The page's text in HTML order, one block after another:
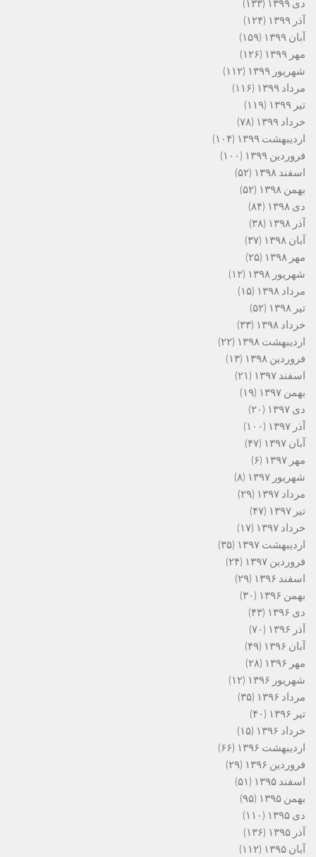
دی ۱۳۹۹
(۱۳۳)
آذر ۱۳۹۹
(۱۲۴)
آبان ۱۳۹۹
(۱۵۹)
مهر ۱۳۹۹
(۱۲۶)
شهریور ۱۳۹۹
(۱۱۲)
مرداد ۱۳۹۹
(۱۱۶)
تیر ۱۳۹۹
(۱۱۹)
خرداد ۱۳۹۹
(۷۸)
اردیبهشت ۱۳۹۹
(۱۰۴)
فروردین ۱۳۹۹
(۱۰۰)
اسفند ۱۳۹۸
(۵۲)
بهمن ۱۳۹۸
(۵۲)
دی ۱۳۹۸
(۸۴)
آذر ۱۳۹۸
(۳۸)
آبان ۱۳۹۸
(۳۷)
مهر ۱۳۹۸
(۲۵)
شهریور ۱۳۹۸
(۱۲)
مرداد ۱۳۹۸
(۱۵)
تیر ۱۳۹۸
(۵۲)
خرداد ۱۳۹۸
(۳۳)
اردیبهشت ۱۳۹۸
(۲۲)
فروردین ۱۳۹۸
(۱۳)
اسفند ۱۳۹۷
(۲۱)
بهمن ۱۳۹۷
(۱۹)
دی ۱۳۹۷
(۲۰)
آذر ۱۳۹۷
(۱۰۰)
آبان ۱۳۹۷
(۴۷)
مهر ۱۳۹۷
(۶)
شهریور ۱۳۹۷
(۸)
مرداد ۱۳۹۷
(۲۹)
تیر ۱۳۹۷
(۴۷)
خرداد ۱۳۹۷
(۱۷)
اردیبهشت ۱۳۹۷
(۳۵)
فروردین ۱۳۹۷
(۲۴)
اسفند ۱۳۹۶
(۲۹)
بهمن ۱۳۹۶
(۳۰)
دی ۱۳۹۶
(۴۳)
آذر ۱۳۹۶
(۷۰)
آبان ۱۳۹۶
(۴۹)
مهر ۱۳۹۶
(۲۸)
شهریور ۱۳۹۶
(۱۲)
مرداد ۱۳۹۶
(۳۵)
تیر ۱۳۹۶
(۴۰)
خرداد ۱۳۹۶
(۱۵)
اردیبهشت ۱۳۹۶
(۶۶)
فروردین ۱۳۹۶
(۲۹)
اسفند ۱۳۹۵
(۵۱)
بهمن ۱۳۹۵
(۹۵)
دی ۱۳۹۵
(۱۱۰)
آذر ۱۳۹۵
(۱۳۶)
آبان ۱۳۹۵
(۱۱۲)